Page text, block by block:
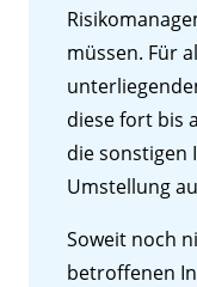
müssen. Für
diese fort bis
die sonstigen
Umstellung
Soweit noch
betroffenen